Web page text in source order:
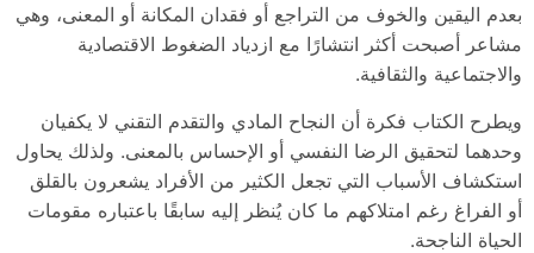
بعدم اليقين والخوف من التراجع أو فقدان المكانة أو المعنى، وهي
مشاعر أصبحت أكثر انتشارًا مع ازدياد الضغوط الاقتصادية
والاجتماعية والثقافية.
ويطرح الكتاب فكرة أن النجاح المادي والتقدم التقني لا يكفيان
وحدهما لتحقيق الرضا النفسي أو الإحساس بالمعنى. ولذلك يحاول
استكشاف الأسباب التي تجعل الكثير من الأفراد يشعرون بالقلق
أو الفراغ رغم امتلاكهم ما كان يُنظر إليه سابقًا باعتباره مقومات
الحياة الناجحة.